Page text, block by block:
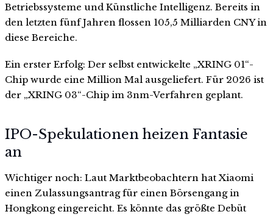
Betriebssysteme und Künstliche Intelligenz. Bereits in
den letzten fünf Jahren flossen 105,5 Milliarden CNY in
diese Bereiche.
Ein erster Erfolg: Der selbst entwickelte „XRING 01“-
Chip wurde eine Million Mal ausgeliefert. Für 2026 ist
der „XRING 03“-Chip im 3nm-Verfahren geplant.
IPO-Spekulationen heizen Fantasie
an
Wichtiger noch: Laut Marktbeobachtern hat Xiaomi
einen Zulassungsantrag für einen Börsengang in
Hongkong eingereicht. Es könnte das größte Debüt